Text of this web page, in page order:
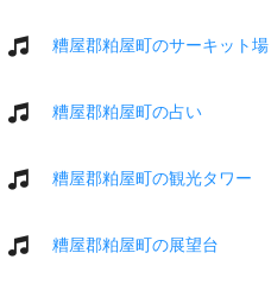
糟屋郡粕屋町のサーキット場
糟屋郡粕屋町の占い
糟屋郡粕屋町の観光タワー
糟屋郡粕屋町の展望台